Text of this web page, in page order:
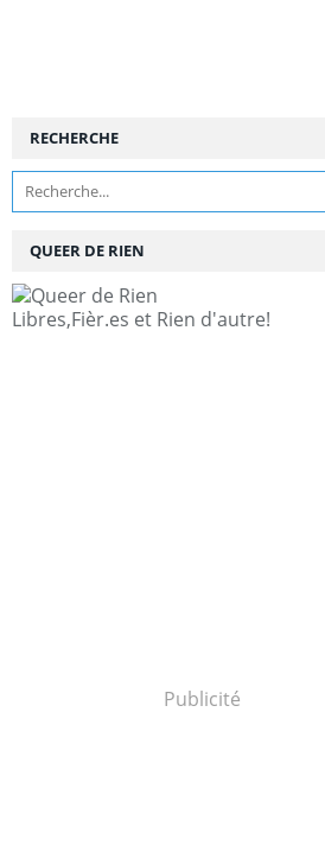
RECHERCHE
QUEER DE RIEN
Libres,Fièr.es et Rien d'autre!
Publicité